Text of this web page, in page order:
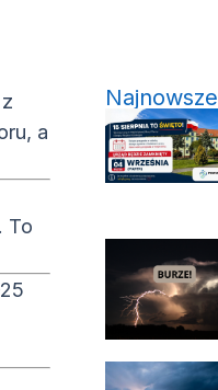
a
To
Najnowsze